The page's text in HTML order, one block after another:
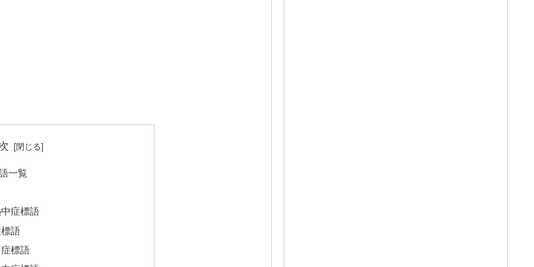
一覧
症標語
語
標語